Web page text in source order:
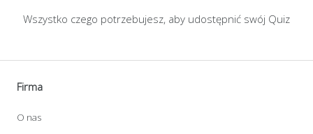
Wszystko czego potrzebujesz, aby udostępnić swój Quiz
Firma
O nas